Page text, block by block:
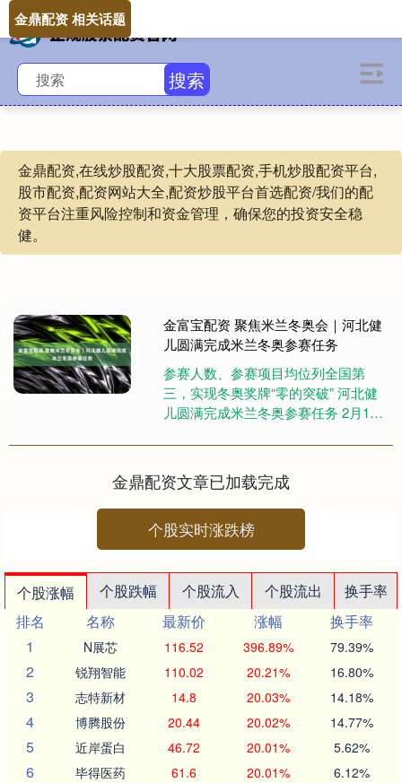
搜索
金鼎配资,在线炒股配资,十大股票配资,手机炒股配资平台,
股市配资,配资网站大全,配资炒股平台首选配资/我们的配
资平台注重风险控制和资金管理，确保您的投资安全稳
健。
金鼎配资 相关话题
金富宝配资 聚焦米兰冬奥会｜河北健
儿圆满完成米兰冬奥参赛任务
参赛人数、参赛项目均位列全国第
三，实现冬奥奖牌“零的突破” 河北健
儿圆满完成米兰冬奥参赛任务 2月17
逐决赛季军中国队选手李文淏....
金鼎配资文章已加载完成
个股实时涨跌榜
个股涨幅 个股跌幅 个股流入 个股流出
换手率
排名
名称 最新价 涨幅
换手率
1
N展芯 116.52 396.89% 79.39%
2 锐翔智能 110.02 20.21% 16.80%
3 志特新材 14.8 20.03% 14.18%
4 博腾股份 20.44 20.02% 14.77%
5 近岸蛋白 46.72 20.01% 5.62%
6 毕得医药 61.6 20.01% 6.12%